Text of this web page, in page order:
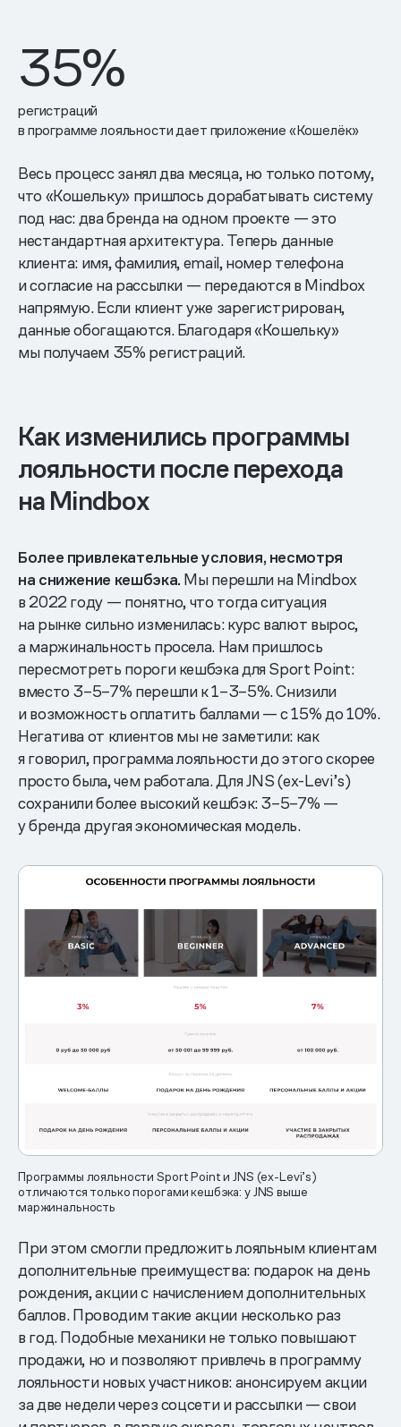
35%
регистраций
в программе лояльности дает приложение «Кошелёк»
Весь процесс занял два месяца, но только потому,
что «Кошельку» пришлось дорабатывать систему
под нас: два бренда на одном проекте — это
нестандартная архитектура. Теперь данные
клиента: имя, фамилия, email, номер телефона
и согласие на рассылки — передаются в Mindbox
напрямую. Если клиент уже зарегистрирован,
данные обогащаются. Благодаря «Кошельку»
мы получаем 35% регистраций.
Как изменились программы
лояльности после перехода
на Mindbox
Более привлекательные условия, несмотря
на снижение кешбэка. Мы перешли на Mindbox
в 2022 году — понятно, что тогда ситуация
на рынке сильно изменилась: курс валют вырос,
а маржинальность просела. Нам пришлось
пересмотреть пороги кешбэка для Sport Point:
вместо 3–5–7% перешли к 1–3–5%. Снизили
и возможность оплатить баллами — с 15% до 10%.
Негатива от клиентов мы не заметили: как
я говорил, программа лояльности до этого скорее
просто была, чем работала. Для JNS (ex-Levi’s)
сохранили более высокий кешбэк: 3–5–7% —
у бренда другая экономическая модель.
Программы лояльности Sport Point и JNS (ex-Levi’s)
отличаются только порогами кешбэка: у JNS выше
маржинальность
При этом смогли предложить лояльным клиентам
дополнительные преимущества: подарок на день
рождения, акции с начислением дополнительных
баллов. Проводим такие акции несколько раз
в год. Подобные механики не только повышают
продажи, но и позволяют привлечь в программу
лояльности новых участников: анонсируем акции
за две недели через соцсети и рассылки — свои